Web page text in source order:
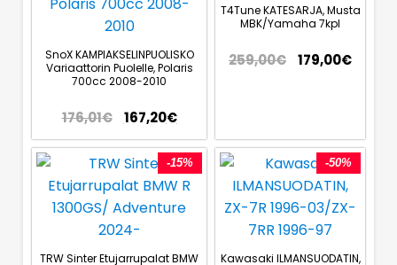
SnoX KAMPIAKSELINPUOLISKO
Variaattorin Puolelle, Polaris
700cc 2008-2010
176,01€ 167,20€
T4Tune KATESARJA, Musta
MBK/Yamaha 7kpl
259,00€ 179,00€
-15%
TRW Sinter Etujarrupalat BMW
-50%
Kawasaki ILMANSUODATIN,